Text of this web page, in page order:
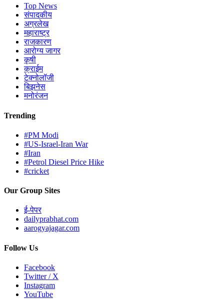
Top News
संपादकीय
अग्रलेख
महाराष्ट्र
राजकारण
आरोग्य जागर
कृषी
क्राईम
टेक्नोलॉजी
बिझनेस
मनोरंजन
Trending
#PM Modi
#US-Israel-Iran War
#Iran
#Petrol Diesel Price Hike
#cricket
Our Group Sites
ई-पेपर
dailyprabhat.com
aarogyajagar.com
Follow Us
Facebook
Twitter / X
Instagram
YouTube